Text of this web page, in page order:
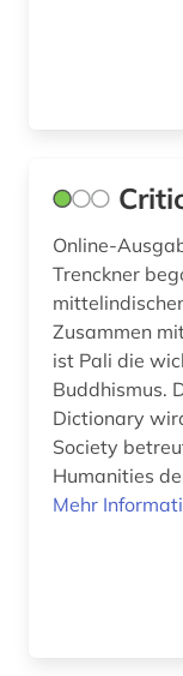
Online-
Trenckner
Zusammen
ist Pali die
Buddhismus.
Dictionary
Society
Humanities
Mehr